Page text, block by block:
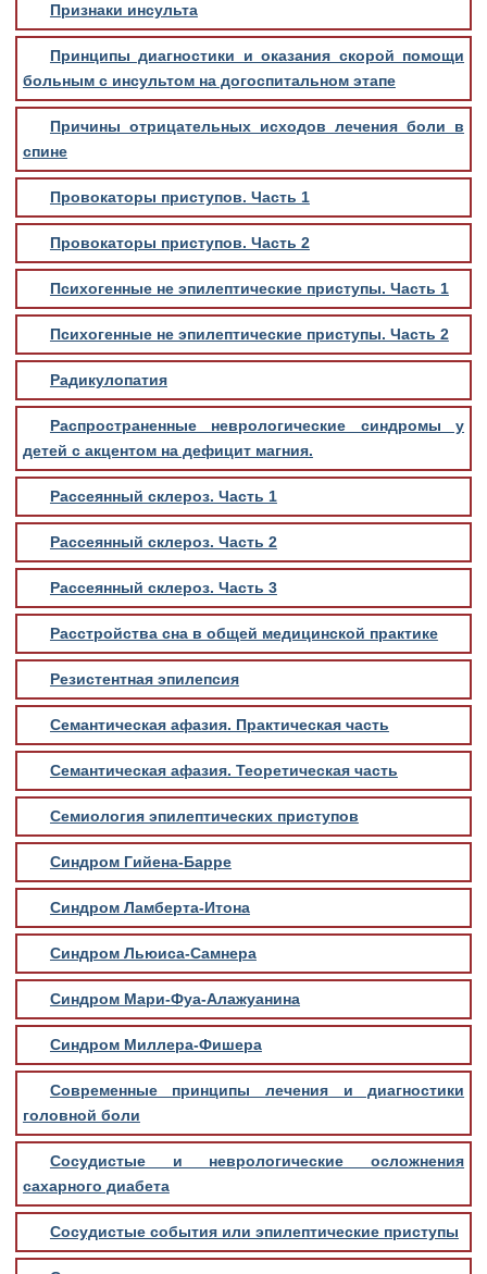
Признаки инсульта
Принципы диагностики и оказания скорой помощи
больным с инсультом на догоспитальном этапе
Причины отрицательных исходов лечения боли в
спине
Провокаторы приступов. Часть 1
Провокаторы приступов. Часть 2
Психогенные не эпилептические приступы. Часть 1
Психогенные не эпилептические приступы. Часть 2
Радикулопатия
Распространенные неврологические синдромы у
детей с акцентом на дефицит магния.
Рассеянный склероз. Часть 1
Рассеянный склероз. Часть 2
Рассеянный склероз. Часть 3
Расстройства сна в общей медицинской практике
Резистентная эпилепсия
Семантическая афазия. Практическая часть
Семантическая афазия. Теоретическая часть
Семиология эпилептических приступов
Синдром Гийена-Барре
Синдром Ламберта-Итона
Синдром Льюиса-Самнера
Синдром Мари-Фуа-Алажуанина
Синдром Миллера-Фишера
Современные принципы лечения и диагностики
головной боли
Сосудистые и неврологические осложнения
сахарного диабета
Сосудистые события или эпилептические приступы